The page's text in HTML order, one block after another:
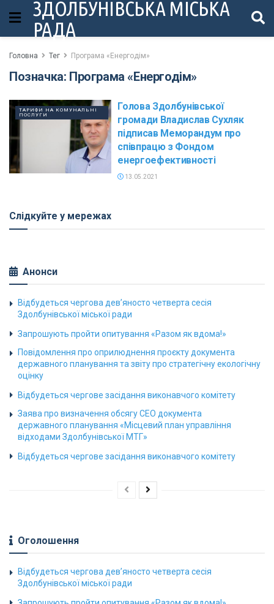
ЗДОЛБУНІВСЬКА МІСЬКА
РАДА
Головна Тег Програма «Енергодім»
Позначка: Програма «Енергодім»
ТАРИФИ НА КОМУНАЛЬНІ
ПОСЛУГИ
Голова Здолбунівської
громади Владислав Сухляк
підписав Меморандум про
співпрацю з Фондом
енергоефективності
13.05.2021
Слідкуйте у мережах
Анонси
Відбудеться чергова дев’яносто четверта сесія
Здолбунівської міської ради
Запрошують пройти опитування «Разом як вдома!»
Повідомлення про оприлюднення проєкту документа
державного планування та звіту про стратегічну екологічну
оцінку
Відбудеться чергове засідання виконавчого комітету
Заява про визначення обсягу СЕО документа
державного планування «Місцевий план управління
відходами Здолбунівської МТГ»
Відбудеться чергове засідання виконавчого комітету
Оголошення
Відбудеться чергова дев’яносто четверта сесія
Здолбунівської міської ради